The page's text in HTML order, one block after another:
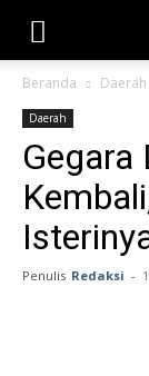
Beranda Daerah
Daerah
Gegara
Penulis Redaksi -